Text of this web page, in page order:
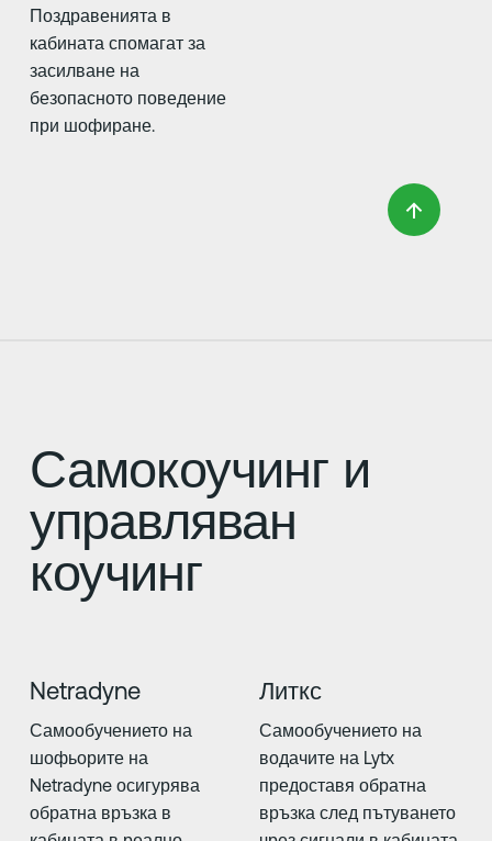
Поздравенията в
кабината спомагат за
засилване на
безопасното поведение
при шофиране.
Самокоучинг и
управляван
коучинг
Netradyne
Самообучението на
шофьорите на
Netradyne осигурява
обратна връзка в
Литкс
Самообучението на
водачите на Lytx
предоставя обратна
връзка след пътуването